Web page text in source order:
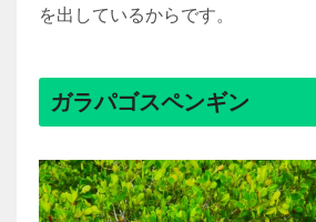
を出しているからです。
ガラパゴスペンギン